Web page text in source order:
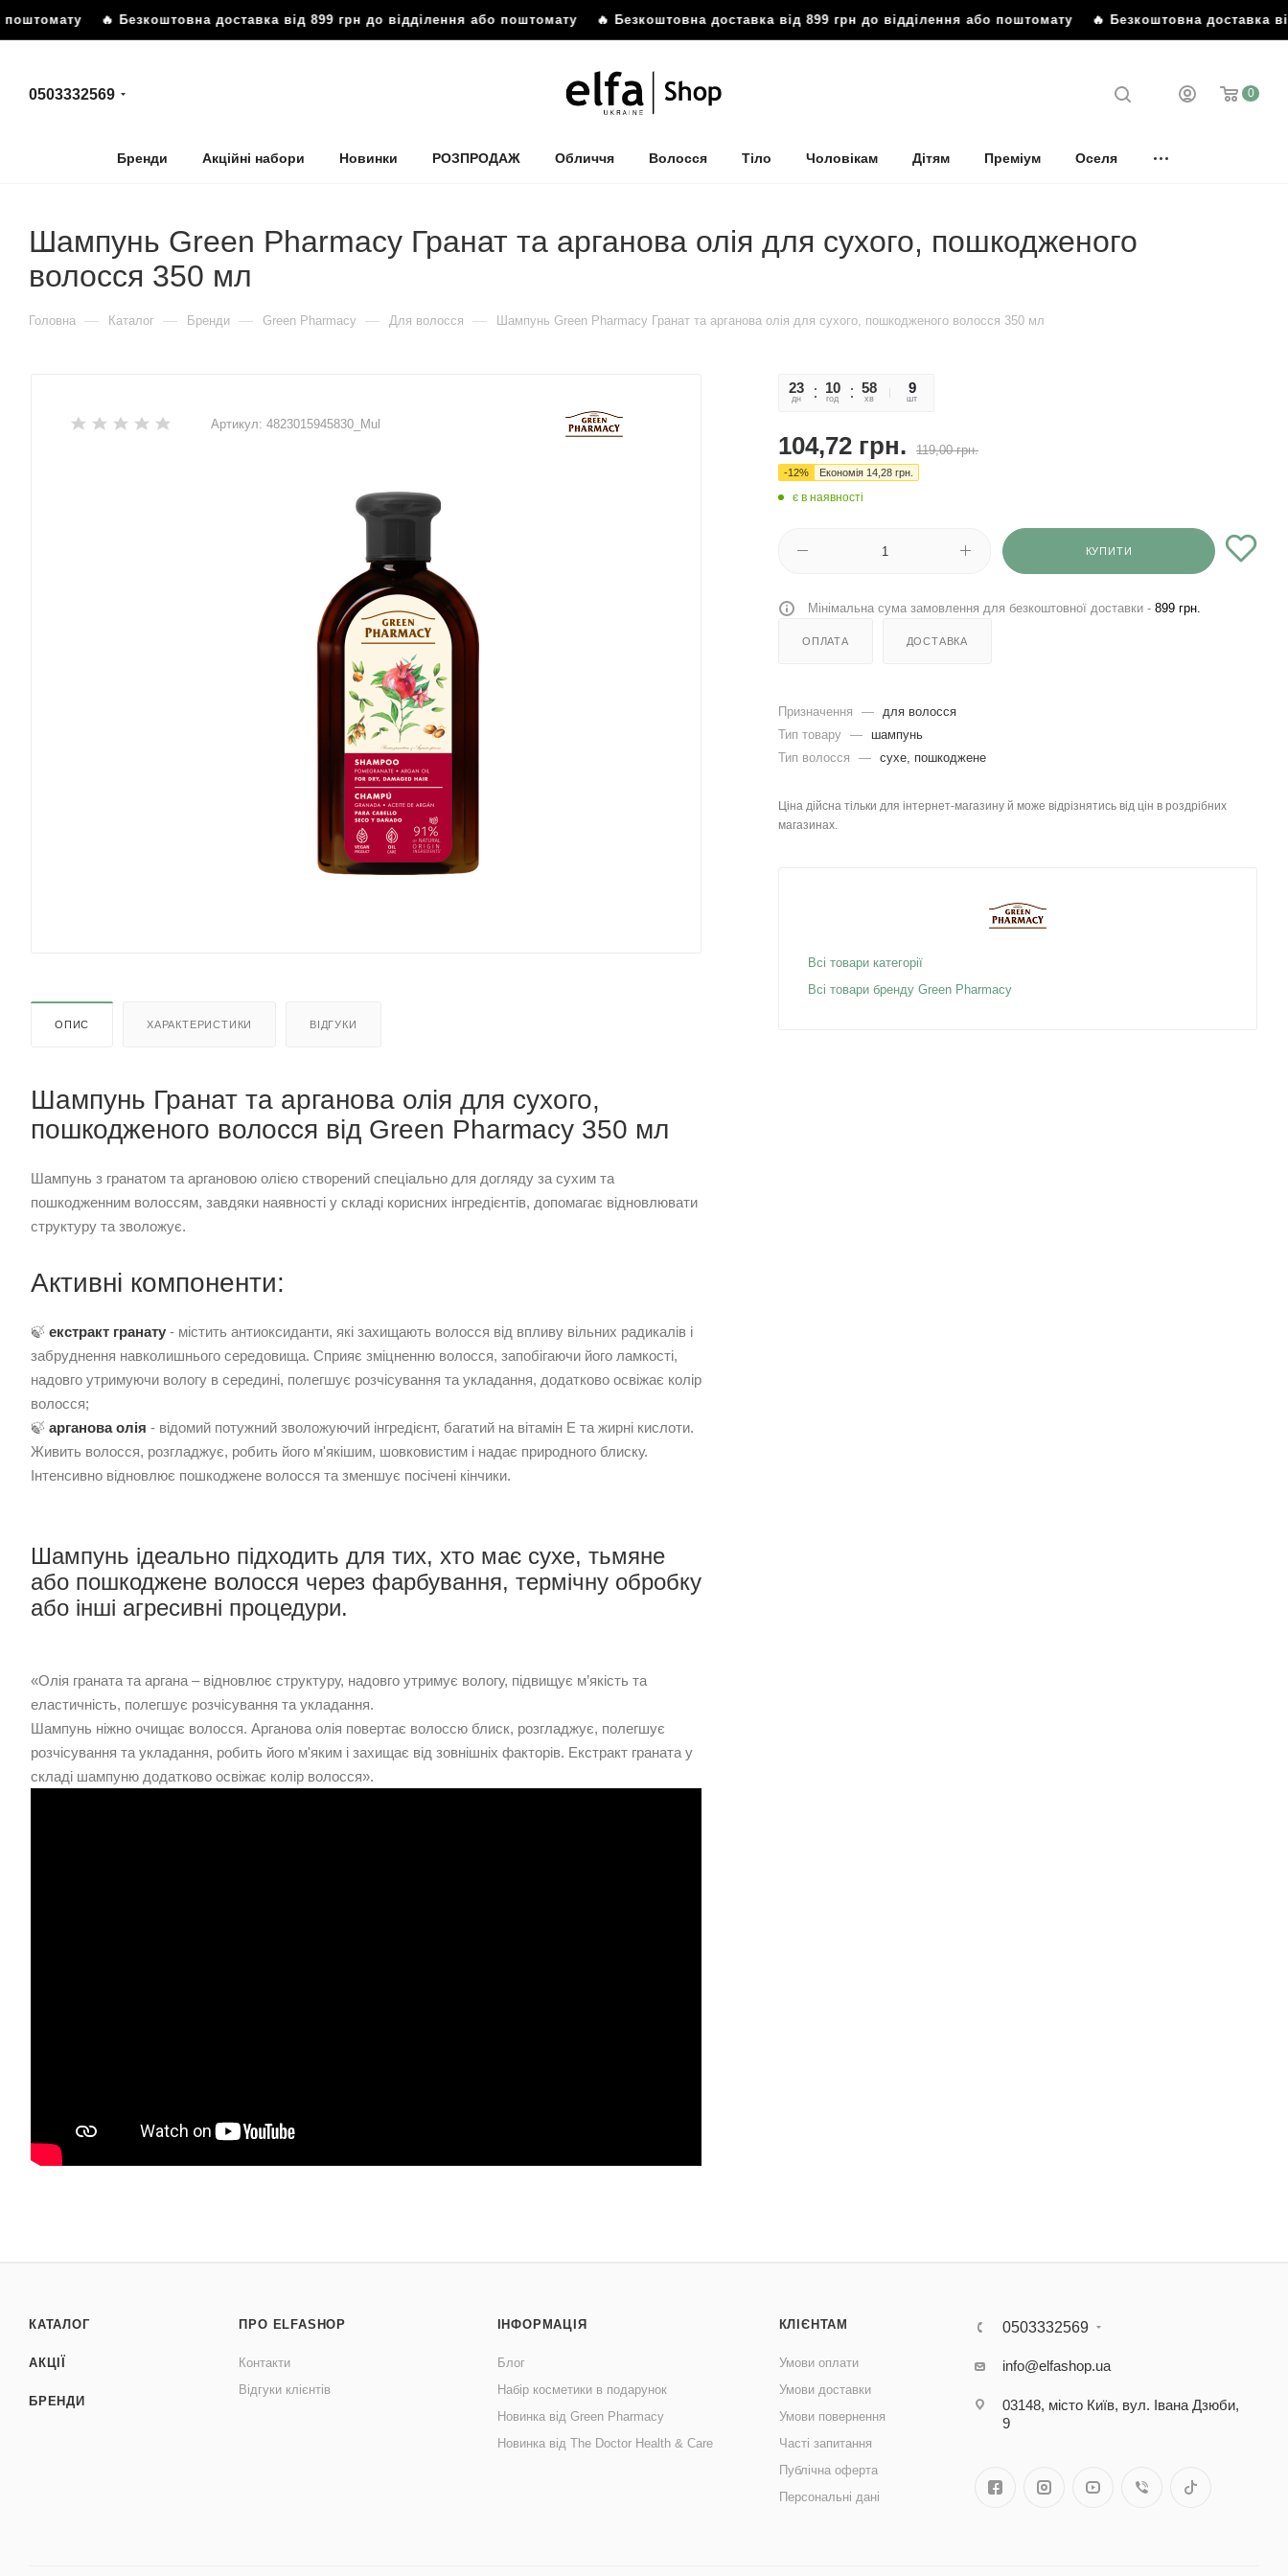
🔥 Безкоштовна доставка від 899 грн до відділення або поштомату🔥 Безкоштовна доставка від 899 грн до відділення або поштомату🔥 Безкоштовна доставка від
0503332569 0
Бренди Акційні набори Новинки РОЗПРОДАЖ Обличчя Волосся Тіло Чоловікам Дітям Преміум Оселя
Шампунь Green Pharmacy Гранат та арганова олія для сухого, пошкодженого
волосся 350 мл
Головна — Каталог — Бренди — Green Pharmacy — Для волосся — Шампунь Green Pharmacy Гранат та арганова олія для сухого, пошкодженого волосся 350 мл
Артикул: 4823015945830_Mul
ОПИС ХАРАКТЕРИСТИКИ ВІДГУКИ
Шампунь Гранат та арганова олія для сухого,
пошкодженого волосся від Green Pharmacy 350 мл
Шампунь з гранатом та аргановою олією створений спеціально для догляду за сухим та
пошкодженним волоссям, завдяки наявності у складі корисних інгредієнтів, допомагає відновлювати
структуру та зволожує.
Активні компоненти:
🍃 екстракт гранату - містить антиоксиданти, які захищають волосся від впливу вільних радикалів і
забруднення навколишнього середовища. Сприяє зміцненню волосся, запобігаючи його ламкості,
надовго утримуючи вологу в середині, полегшує розчісування та укладання, додатково освіжає колір
волосся;
🍃 арганова олія - відомий потужний зволожуючий інгредієнт, багатий на вітамін Е та жирні кислоти.
Живить волосся, розгладжує, робить його м'якішим, шовковистим і надає природного блиску.
Інтенсивно відновлює пошкоджене волосся та зменшує посічені кінчики.
Шампунь ідеально підходить для тих, хто має сухе, тьмяне
або пошкоджене волосся через фарбування, термічну обробку
або інші агресивні процедури.
«Олія граната та аргана – відновлює структуру, надовго утримує вологу, підвищує м’якість та
еластичність, полегшує розчісування та укладання.
Шампунь ніжно очищає волосся. Арганова олія повертає волоссю блиск, розгладжує, полегшує
розчісування та укладання, робить його м'яким і захищає від зовнішніх факторів. Екстракт граната у
складі шампуню додатково освіжає колір волосся».
23
дн
10
год
58
хв
04
сек
9
шт
104,72 грн. 119,00грн.
-12% Економія 14,28 грн.
є в наявності
КУПИТИ
Мінімальна сума замовлення для безкоштовної доставки - 899 грн.
ОПЛАТА ДОСТАВКА
Призначення —
для волосся
Тип товару —
шампунь
Тип волосся
— сухе, пошкоджене
Ціна дійсна тільки для інтернет-магазину й може відрізнятись від цін в роздрібних
магазинах.
Всі товари категорії
Всі товари бренду Green Pharmacy
КАТАЛОГ
АКЦІЇ
БРЕНДИ
ПРО ELFASHOP
Контакти
Відгуки клієнтів
ІНФОРМАЦІЯ
Блог
Набір косметики в подарунок
Новинка від Green Pharmacy
Новинка від The Doctor Health & Care
КЛІЄНТАМ
Умови оплати
Умови доставки
Умови повернення
Часті запитання
Публічна оферта
Персональні дані
0503332569
info@elfashop.ua
03148, місто Київ, вул. Івана Дзюби,
9